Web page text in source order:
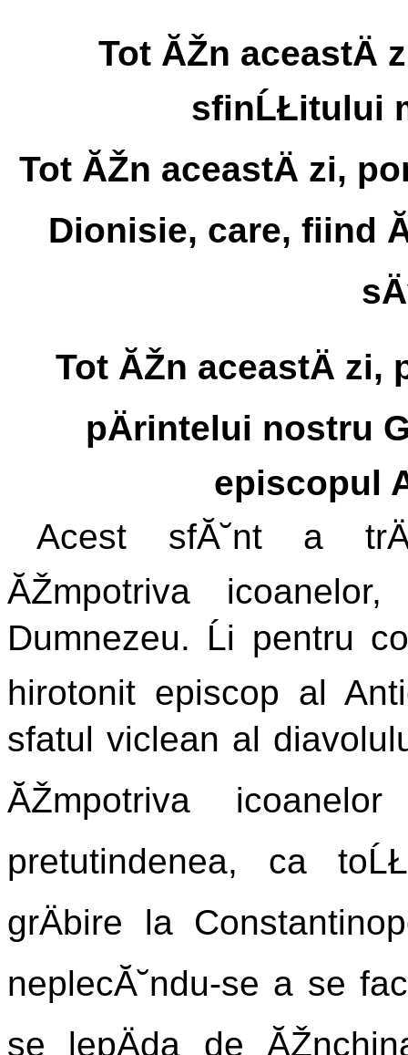
Tot ĂŽn aceastÄ
sfinĹŁitului
Tot ĂŽn aceastÄ zi,
Dionisie, care, fiind
Tot ĂŽn aceastÄ
pÄrintelui nostru
episcopul
Acest sfĂ˘nt a
ĂŽmpotriva
Dumnezeu. Ĺi pentru
hirotonit episcop al
sfatul viclean al
ĂŽmpotriva
pretutindenea, ca
grÄbire la
neplecĂ˘ndu-se a se
se lepÄda de